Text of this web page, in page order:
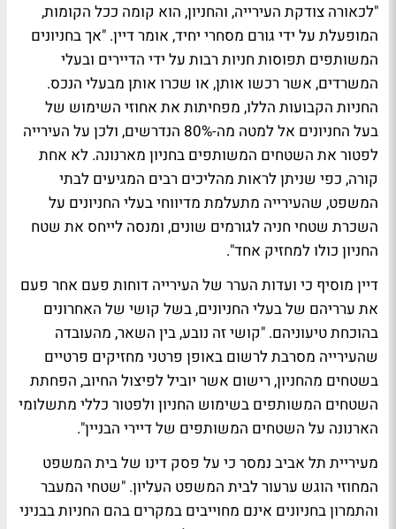
"לכאורה צודקת העירייה, והחניון, הוא קומה ככל הקומות,
המופעלת על ידי גורם מסחרי יחיד, אומר דיין. "אך בחניונים
המשותפים תפוסות חניות רבות על ידי הדיירים ובעלי
המשרדים, אשר רכשו אותן, או שכרו אותן מבעלי הנכס.
החניות הקבועות הללו, מפחיתות את אחוזי השימוש של
בעל החניונים אל למטה מה-80% הנדרשים, ולכן על העירייה
לפטור את השטחים המשותפים בחניון מארנונה. לא אחת
קורה, כפי שניתן לראות מהליכים רבים המגיעים לבתי
המשפט, שהעירייה מתעלמת מדיווחי בעלי החניונים על
השכרת שטחי חניה לגורמים שונים, ומנסה לייחס את שטח
החניון כולו למחזיק אחד".
דיין מוסיף כי ועדות הערר של העירייה דוחות פעם אחר פעם
את ערריהם של בעלי החניונים, בשל קושי של האחרונים
בהוכחת טיעוניהם. "קושי זה נובע, בין השאר, מהעובדה
שהעירייה מסרבת לרשום באופן פרטני מחזיקים פרטיים
בשטחים מהחניון, רישום אשר יוביל לפיצול החיוב, הפחתת
השטחים המשותפים בשימוש החניון ולפטור כללי מתשלומי
הארנונה על השטחים המשותפים של דיירי הבניין".
מעיריית תל אביב נמסר כי על פסק דינו של בית המשפט
המחוזי הוגש ערעור לבית המשפט העליון. "שטחי המעבר
והתמרון בחניונים אינם מחוייבים במקרים בהם החניות בבניני